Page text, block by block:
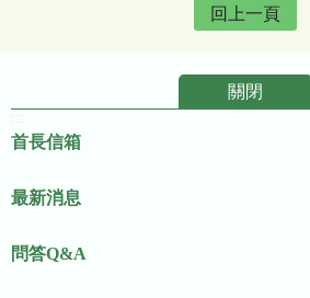
回上一頁
關閉
首長信箱
最新消息
問答Q&A